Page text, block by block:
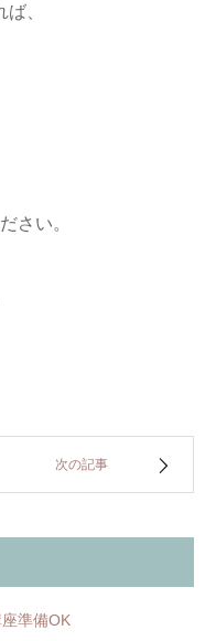
、
さい。
次の記事
準備OK